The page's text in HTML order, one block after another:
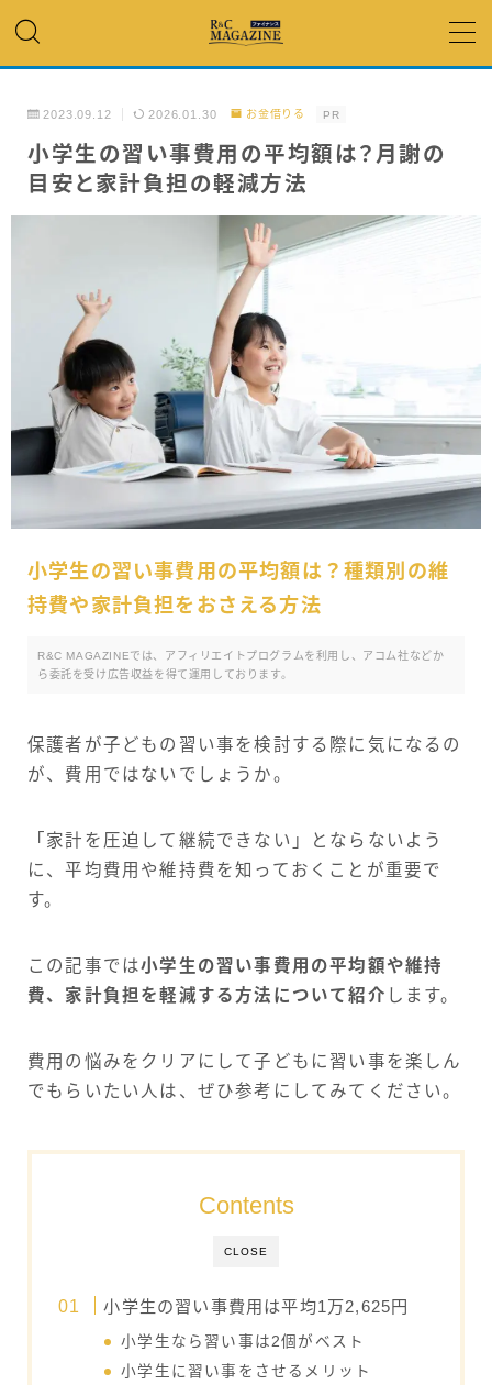
アコム・レイク・ プロミス
銀行カードローン
「低金利」 で借りたい
カードローンランキング
2023.09.12 2026.01.30 お金借りる PR
小学生の習い事費用の平均額は？月謝の
目安と家計負担の軽減方法
小学生の習い事費用の平均額は？種類別の維
持費や家計負担をおさえる方法
R&C MAGAZINEでは、アフィリエイトプログラムを利用し、アコム社などか
ら委託を受け広告収益を得て運用しております。
保護者が子どもの習い事を検討する際に気になるの
が、費用ではないでしょうか。
「家計を圧迫して継続できない」とならないよう
に、平均費用や維持費を知っておくことが重要で
す。
この記事では小学生の習い事費用の平均額や維持
費、家計負担を軽減する方法について紹介 します。
費用の悩みをクリアにして子どもに習い事を楽しん
でもらいたい人は、ぜひ参考にしてみてください。
CLOSE
Contents
小学生の習い事費用は平均1万2,625円
小学生なら習い事は2個がベスト
小学生に習い事をさせるメリット